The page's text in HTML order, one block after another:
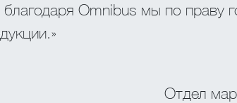
Omnibus мы по
Отдел